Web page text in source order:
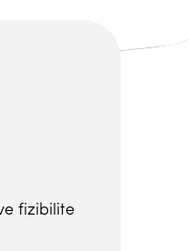
fizibilite